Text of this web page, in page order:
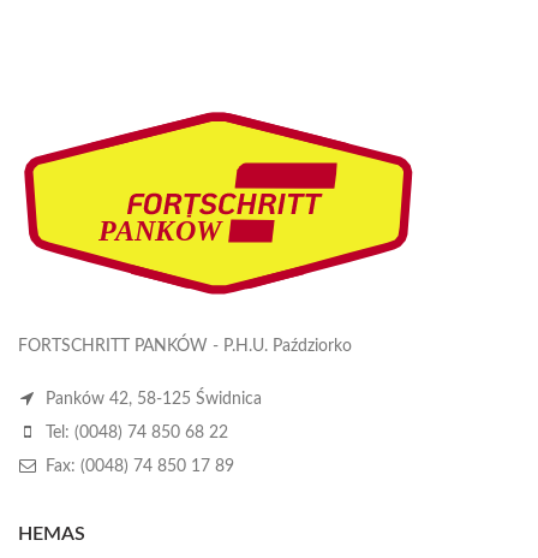
FORTSCHRITT PANKÓW - P.H.U. Paździorko
Panków 42, 58-125 Świdnica
Tel: (0048) 74 850 68 22
Fax: (0048) 74 850 17 89
HEMAS